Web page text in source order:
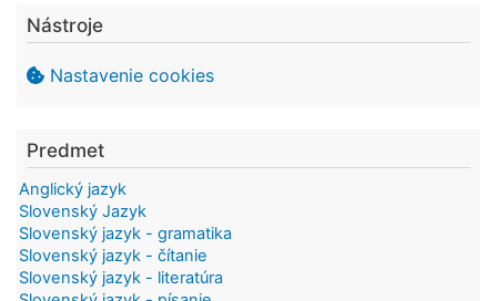
Nástroje
Nastavenie cookies
Predmet
Anglický jazyk
Slovenský Jazyk
Slovenský jazyk - gramatika
Slovenský jazyk - čítanie
Slovenský jazyk - literatúra